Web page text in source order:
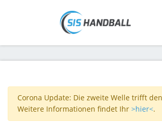
Corona Update: Die zweite Welle trifft
Weitere Informationen findet Ihr >hier<.